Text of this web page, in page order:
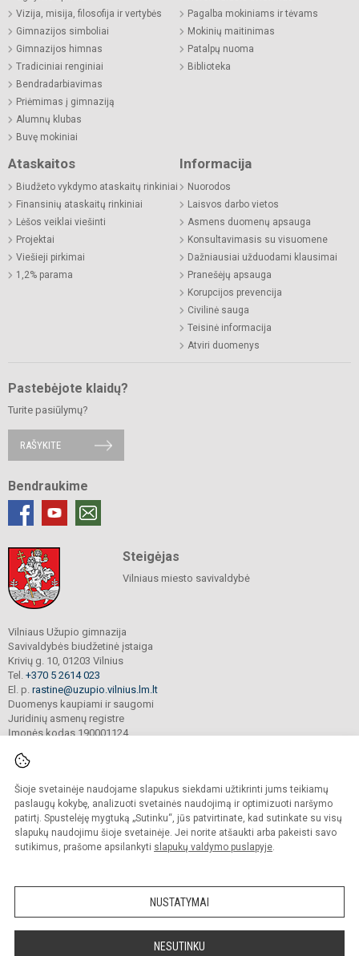
Šioje svetainėje naudojame slapukus siekdami užtikrinti jums teikiamų
paslaugų kokybę, analizuoti svetainės naudojimą ir optimizuoti naršymo
patirtį. Spustelėję mygtuką „Sutinku“, jūs patvirtinate, kad sutinkate su visų
slapukų naudojimu šioje svetainėje. Jei norite atšaukti arba pakeisti savo
sutikimus, prašome apsilankyti slapukų valdymo puslapyje.
NUSTATYMAI
NESUTINKU
Vizija, misija, filosofija ir vertybės
Gimnazijos simboliai
Gimnazijos himnas
Tradiciniai renginiai
Bendradarbiavimas
Priėmimas į gimnaziją
Alumnų klubas
Buvę mokiniai
Pagalba mokiniams ir tėvams
Mokinių maitinimas
Patalpų nuoma
Biblioteka
Ataskaitos
Biudžeto vykdymo ataskaitų rinkiniai
Finansinių ataskaitų rinkiniai
Lėšos veiklai viešinti
Projektai
Viešieji pirkimai
1,2% parama
Informacija
Nuorodos
Laisvos darbo vietos
Asmens duomenų apsauga
Konsultavimasis su visuomene
Dažniausiai užduodami klausimai
Pranešėjų apsauga
Korupcijos prevencija
Civilinė sauga
Teisinė informacija
Atviri duomenys
Pastebėjote klaidų?
Turite pasiūlymų?
RAŠYKITE
Bendraukime
Steigėjas
Vilniaus miesto savivaldybė
Vilniaus Užupio gimnazija
Savivaldybės biudžetinė įstaiga
Krivių g. 10, 01203 Vilnius
Tel. +370 5 2614 023
El. p. rastine@uzupio.vilnius.lm.lt
Duomenys kaupiami ir saugomi
Juridinių asmenų registre
Įmonės kodas 190001124
© 2025. Vilniaus Užupio gimnazija. Visos teisės saugomos.
Kopijuoti turinį be raštiško įstaigos administracijos sutikimo griežtai draudžiama.
Prieinamumo paraiška Slapukų valdymas
Sumanus būdas atnaujinti